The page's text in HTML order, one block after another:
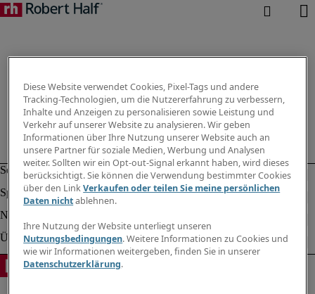
Diese Website verwendet Cookies, Pixel-Tags und andere
Tracking-Technologien, um die Nutzererfahrung zu verbessern,
Inhalte und Anzeigen zu personalisieren sowie Leistung und
Verkehr auf unserer Website zu analysieren. Wir geben
Informationen über Ihre Nutzung unserer Website auch an
unsere Partner für soziale Medien, Werbung und Analysen
weiter. Sollten wir ein Opt-out-Signal erkannt haben, wird dieses
berücksichtigt. Sie können die Verwendung bestimmter Cookies
über den LinkVerkaufen oder teilen Sie meine persönlichen
Daten nichtablehnen.
Ihre Nutzung der Website unterliegt unseren
Nutzungsbedingungen. Weitere Informationen zu Cookies und
wie wir Informationen weitergeben, finden Sie in unserer
Datenschutzerklärung.